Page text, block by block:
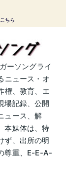
ちら
ーソングライ
ニュース・オ
権、教育、エ
場記録、公開
ュース、解
本媒体は、特
ず、出所の明
尊重、E-E-A-